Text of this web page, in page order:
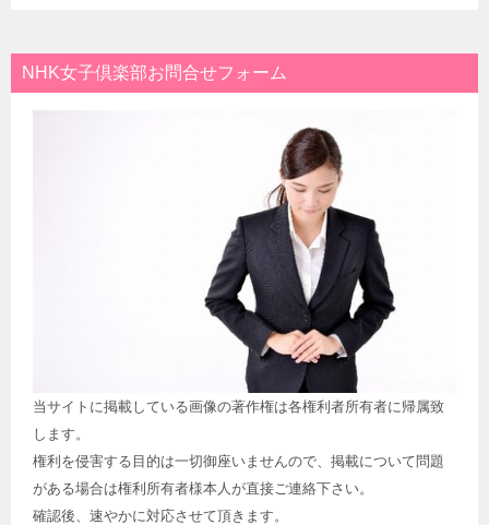
NHK女子倶楽部お問合せフォーム
当サイトに掲載している画像の著作権は各権利者所有者に帰属致
します。
権利を侵害する目的は一切御座いませんので、掲載について問題
がある場合は権利所有者様本人が直接ご連絡下さい。
確認後、速やかに対応させて頂きます。